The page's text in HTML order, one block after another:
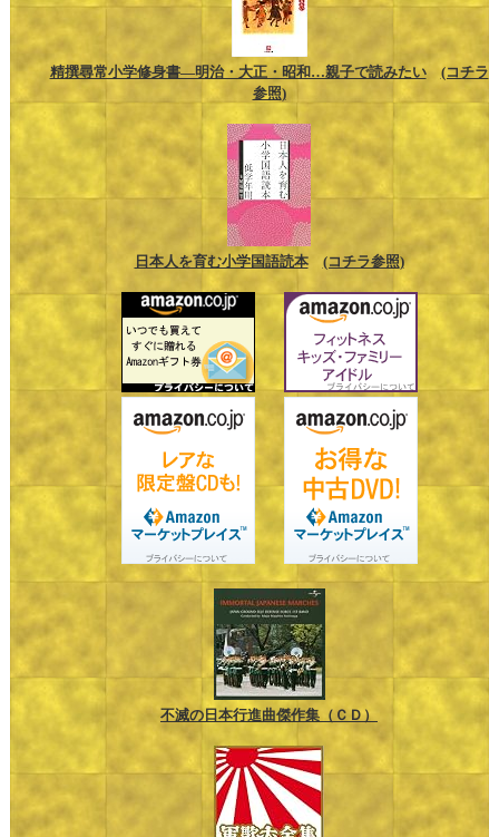
精撰尋常小学修身書―明治・大正・昭和…親子で読みたい
(コチラ
参照)
日本人を育む小学国語読本 (コチラ参照)
不滅の日本行進曲傑作集（ＣＤ）